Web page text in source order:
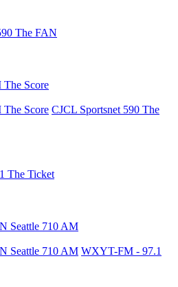
The FAN
Score
Score CJCL Sportsnet 590 The
The Ticket
Seattle 710 AM
Seattle 710 AM WXYT-FM - 97.1